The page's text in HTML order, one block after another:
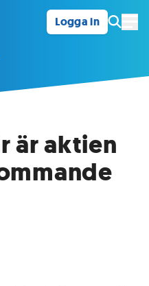
Logga in
är aktien